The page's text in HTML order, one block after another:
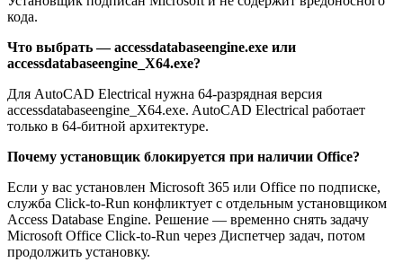
кода.
Что выбрать — accessdatabaseengine.exe или
accessdatabaseengine_X64.exe?
Для AutoCAD Electrical нужна 64-разрядная версия
accessdatabaseengine_X64.exe. AutoCAD Electrical работает
только в 64-битной архитектуре.
Почему установщик блокируется при наличии Office?
Если у вас установлен Microsoft 365 или Office по подписке,
служба Click-to-Run конфликтует с отдельным установщиком
Access Database Engine. Решение — временно снять задачу
Microsoft Office Click-to-Run через Диспетчер задач, потом
продолжить установку.